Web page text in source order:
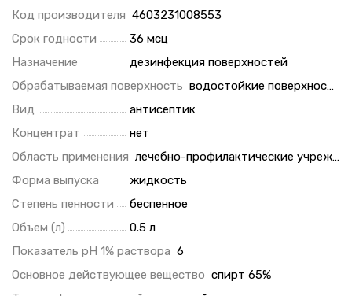
Код производителя 4603231008553
Срок годности
36 мсц
Назначение
дезинфекция поверхностей
Обрабатываемая поверхность
водостойкие поверхности
Вид
антисептик
Концентрат
нет
Область применения
лечебно-профилактические учреждения
Форма выпуска
жидкость
Степень пенности
беспенное
Объем (л)
0.5 л
Показатель pH 1% раствора 6
Основное действующее вещество спирт 65%